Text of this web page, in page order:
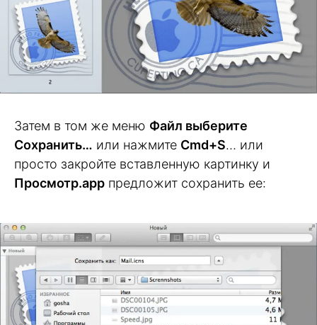
Затем в том же меню Файл выберите
Сохранить… или нажмите Cmd+S… или
просто закройте вставленную картинку и
Просмотр.app предложит сохранить ее: